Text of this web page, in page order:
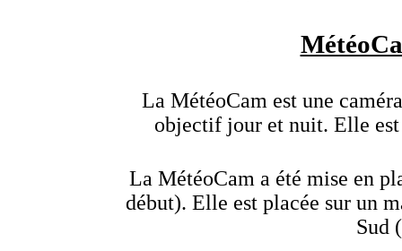
La MétéoCam est une
objectif jour et nuit. Elle
La MétéoCam a été mise en
début). Elle est placée sur un
Sud